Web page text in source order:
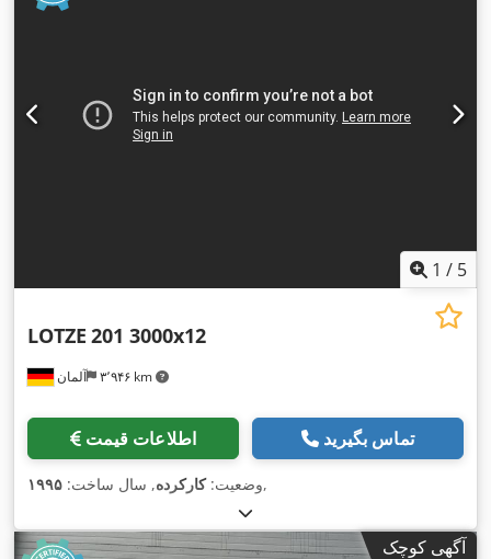
1 / 5
آلمان ۳٬۹۴۶ km
LOTZE 201 3000x12
اطلاعات قیمت تماس بگیرید
وضعیت:کارکرده, سال ساخت: ۱۹۹۵ ,
آگهی کوچک